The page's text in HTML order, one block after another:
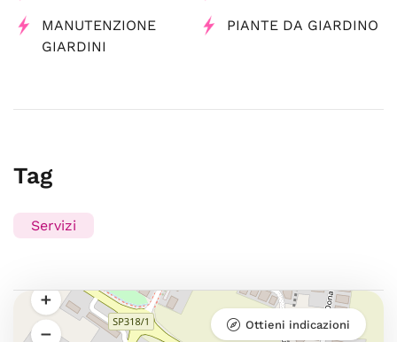
MANUTENZIONE
GIARDINI
PIANTE DA GIARDINO
Tag
Servizi
Ottieni indicazioni